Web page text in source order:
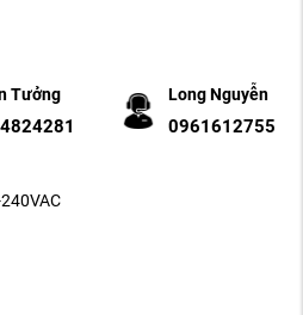
Tưởng Long Nguyễn
0961612755